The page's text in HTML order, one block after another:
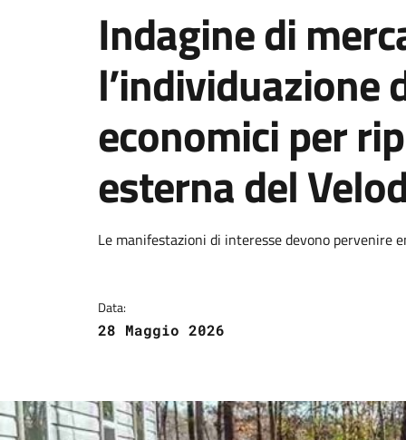
Indagine di
l’individuazione
economici per
esterna del
Dettagli della
Le manifestazioni di interesse devono pervenire
Data:
28 Maggio 2026